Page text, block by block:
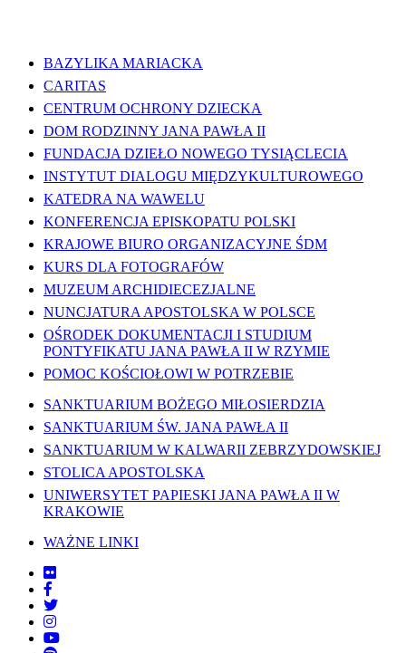
BAZYLIKA MARIACKA
CARITAS
CENTRUM OCHRONY DZIECKA
DOM RODZINNY JANA PAWŁA II
FUNDACJA DZIEŁO NOWEGO TYSIĄCLECIA
INSTYTUT DIALOGU MIĘDZYKULTUROWEGO
KATEDRA NA WAWELU
KONFERENCJA EPISKOPATU POLSKI
KRAJOWE BIURO ORGANIZACYJNE ŚDM
KURS DLA FOTOGRAFÓW
MUZEUM ARCHIDIECEZJALNE
NUNCJATURA APOSTOLSKA W POLSCE
OŚRODEK DOKUMENTACJI I STUDIUM
PONTYFIKATU JANA PAWŁA II W RZYMIE
POMOC KOŚCIOŁOWI W POTRZEBIE
SANKTUARIUM BOŻEGO MIŁOSIERDZIA
SANKTUARIUM ŚW. JANA PAWŁA II
SANKTUARIUM W KALWARII ZEBRZYDOWSKIEJ
STOLICA APOSTOLSKA
UNIWERSYTET PAPIESKI JANA PAWŁA II W
KRAKOWIE
WAŻNE LINKI